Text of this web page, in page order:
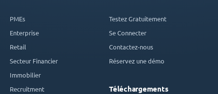
PMEs
Enterprise
Retail
Secteur Financier
Immobilier
Recruitment
Testez Gratuitement
Se Connecter
Contactez-nous
Réservez une démo
Téléchargements